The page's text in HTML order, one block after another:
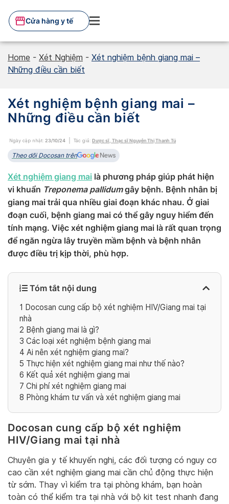
content
Cửa hàng y tế
Home - Xét Nghiệm - Xét nghiệm bệnh giang mai –
Những điều cần biết
Xét nghiệm bệnh giang mai –
Những điều cần biết
Ngày cập nhật: 23/10/24 Tác giả: Dược sĩ, Thạc sĩ Nguyễn Thị Thanh Tú
Theo dõi Docosan trên
Xét nghiệm giang mai là phương pháp giúp phát hiện
vi khuẩn Treponema pallidumgây bệnh. Bệnh nhân bị
giang mai trải qua nhiều giai đoạn khác nhau. Ở giai
đoạn cuối, bệnh giang mai có thể gây nguy hiểm đến
tính mạng. Việc xét nghiệm giang mai là rất quan trọng
để ngăn ngừa lây truyền mầm bệnh và bệnh nhân
được điều trị kịp thời, phù hợp.
Tóm tắt nội dung
1 Docosan cung cấp bộ xét nghiệm HIV/Giang mai tại
nhà
2 Bệnh giang mai là gì?
3 Các loại xét nghiệm bệnh giang mai
4 Ai nên xét nghiệm giang mai?
5 Thực hiện xét nghiệm giang mai như thế nào?
6 Kết quả xét nghiệm giang mai
7 Chi phí xét nghiệm giang mai
8 Phòng khám tư vấn và xét nghiệm giang mai
Docosan cung cấp bộ xét nghiệm
HIV/Giang mai tại nhà
Chuyên gia y tế khuyến nghị, các đối tượng có nguy cơ
cao cần xét nghiệm giang mai cần chủ động thực hiện
từ sớm. Thay vì kiểm tra tại phòng khám, bạn hoàn
toàn có thể kiểm tra tại nhà với bộ kit test nhanh đang